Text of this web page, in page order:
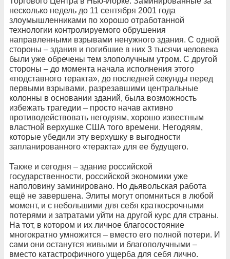
несколько недель до 11 сентября 2001 года
злоумышленниками по хорошо отработанной
технологии контролируемого обрушения
направленными взрывами ненужного здания. С одной
стороны – здания и погибшие в них 3 тысячи человека
были уже обречены тем злополучным утром. С другой
стороны – до момента начала исполнения этого
«подставного теракта», до последней секунды перед
первыми взрывами, разрезавшими центральные
колонны в основании зданий, была возможность
избежать трагедии – просто начав активно
противодействовать негодяям, хорошо известным
властной верхушке США того времени. Негодяям,
которые убедили эту верхушку в выгодности
запланированного «теракта» для ее будущего.
Также и сегодня – здание российской
государственности, российской экономики уже
наполовину заминировано. Но дьявольская работа
ещё не завершена. Элиты могут опомниться в любой
момент, и с небольшими для себя краткосрочными
потерями и затратами уйти на другой курс для страны.
На тот, в котором и их личное благосостояние
многократно умножится – вместо его полной потери. И
сами они останутся живыми и благополучными –
вместо катастрофичного ущерба для себя лично.